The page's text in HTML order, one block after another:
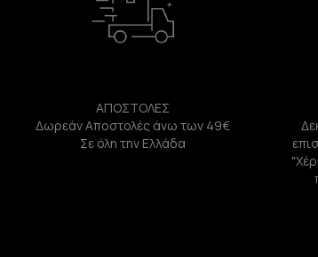
ΑΠΟΣΤΟΛΕΣ
Δωρεάν Αποστολές άνω των 49€
Σε όλη την Ελλάδα